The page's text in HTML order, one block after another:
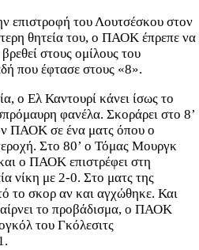
επιστροφή του Λουτσέσκου στον
θητεία του, ο ΠΑΟΚ έπρεπε να
στους ομίλους του
που έφτασε στους «8».
ο Ελ Καντουρί κάνει ίσως το
φανέλα. Σκοράρει στο 8’
ΠΑΟΚ σε ένα ματς όπου ο
Στο 80’ ο Τόμας Μουργκ
ο ΠΑΟΚ επιστρέφει στη
νίκη με 2-0. Στο ματς της
το σκορ αν και αγχώθηκε. Και
το προβάδισμα, ο ΠΑΟΚ
του Γκόλεσιτς